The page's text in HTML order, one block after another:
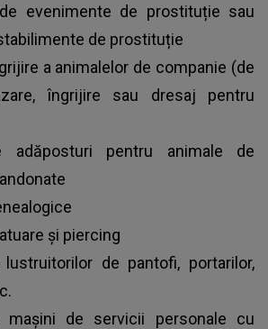
evenimente de prostituție sau
de prostituție
a animalelor de companie (de
îngrijire sau dresaj pentru
adăposturi pentru animale de
și piercing
de pantofi, portarilor,
mașini de servicii personale cu